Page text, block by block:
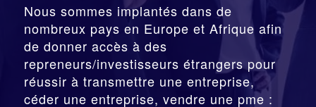
Nous sommes implantés dans de
nombreux pays en Europe et Afrique afin
de donner accès à des
repreneurs/investisseurs étrangers pour
réussir à transmettre une entreprise,
céder une entreprise, vendre une pme :